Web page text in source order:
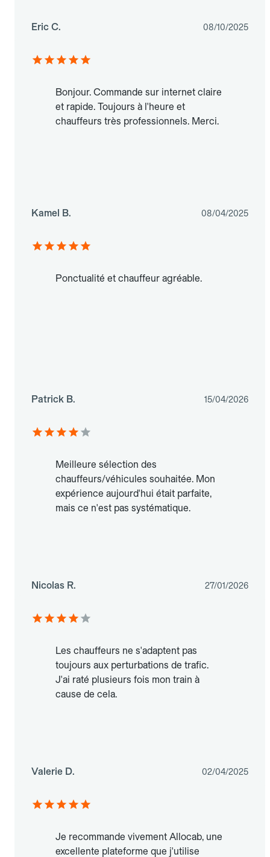
Eric C. 08/10/2025
Bonjour. Commande sur internet claire
et rapide. Toujours à l'heure et
chauffeurs très professionnels. Merci.
Kamel B. 08/04/2025
Ponctualité et chauffeur agréable.
Patrick B. 15/04/2026
Meilleure sélection des
chauffeurs/véhicules souhaitée. Mon
expérience aujourd'hui était parfaite,
mais ce n'est pas systématique.
Nicolas R. 27/01/2026
Les chauffeurs ne s'adaptent pas
toujours aux perturbations de trafic.
J'ai raté plusieurs fois mon train à
cause de cela.
Valerie D. 02/04/2025
Je recommande vivement Allocab, une
excellente plateforme que j'utilise